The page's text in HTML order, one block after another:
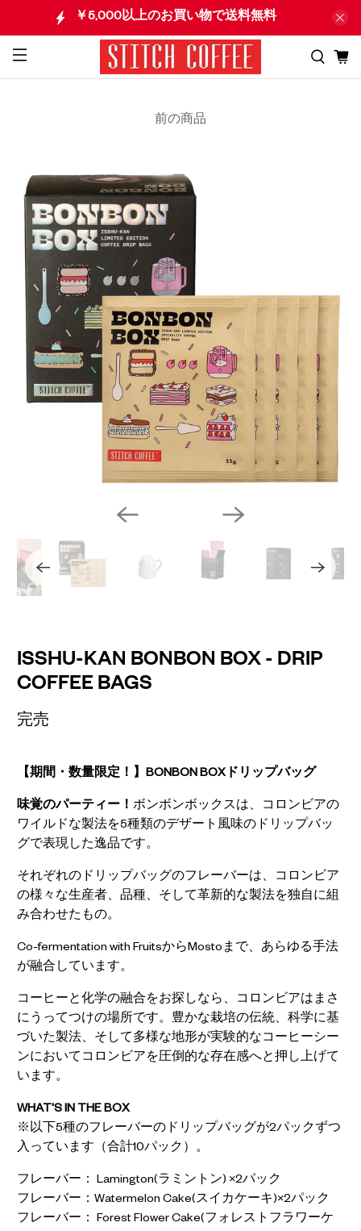
￥5,000以上のお買い物で送料無料
前の商品
ISSHU-KAN BONBON BOX - DRIP
COFFEE BAGS
完売
【期間・数量限定！】BONBON BOXドリップバッグ
味覚のパーティー！ボンボンボックスは、コロンビアの
ワイルドな製法を5種類のデザート風味のドリップバッ
グで表現した逸品です。
それぞれのドリップバッグのフレーバーは、コロンビア
の様々な生産者、品種、そして革新的な製法を独自に組
み合わせたもの。
Co-fermentation with FruitsからMostoまで、あらゆる手法
が融合しています。
コーヒーと化学の融合をお探しなら、コロンビアはまさ
にうってつけの場所です。豊かな栽培の伝統、科学に基
づいた製法、そして多様な地形が実験的なコーヒーシー
ンにおいてコロンビアを圧倒的な存在感へと押し上げて
います。
WHAT'S IN THE BOX
※以下5種のフレーバーのドリップバッグが2パックずつ
入っています（合計10パック）。
フレーバー： Lamington(ラミントン) ×2パック
フレーバー：Watermelon Cake(スイカケーキ)×2パック
フレーバー： Forest Flower Cake(フォレストフラワーケ